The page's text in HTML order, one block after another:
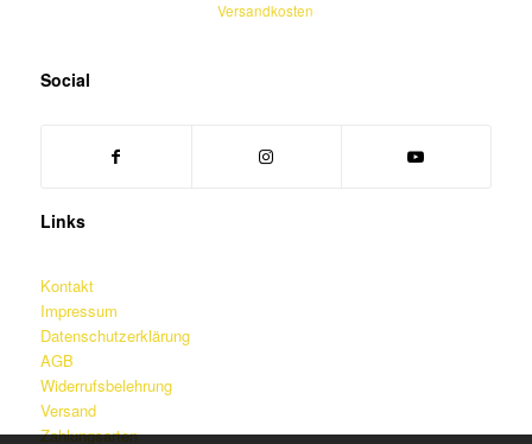
Versandkosten
Social
Links
Kontakt
Impressum
Datenschutzerklärung
AGB
Widerrufsbelehrung
Versand
Zahlungsarten